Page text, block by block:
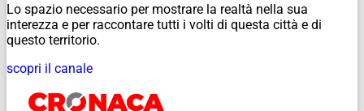
Lo spazio necessario per mostrare la realtà nella sua
interezza e per raccontare tutti i volti di questa città e di
questo territorio.
scopri il canale